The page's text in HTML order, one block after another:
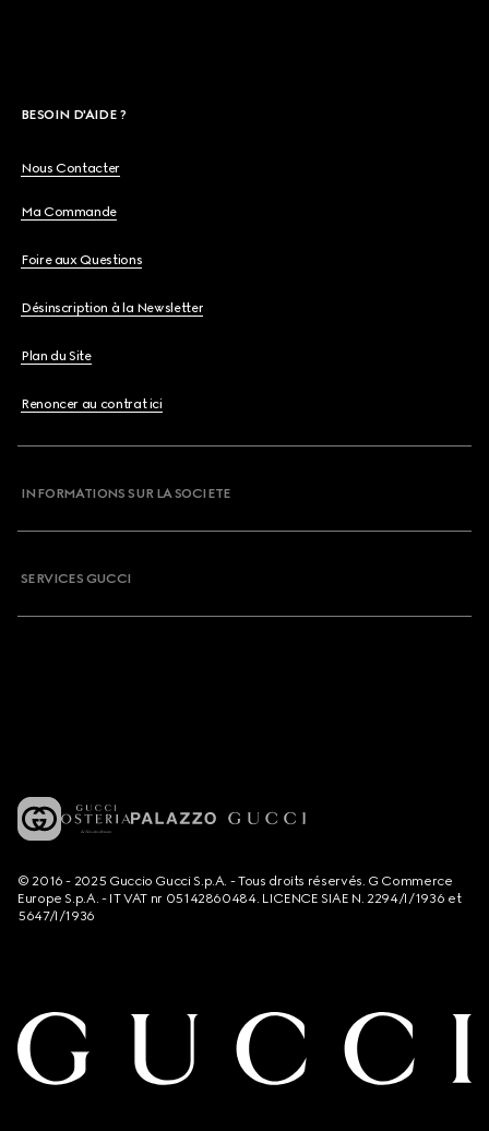
BESOIN D'AIDE ?
Nous Contacter
Ma Commande
Foire aux Questions
Désinscription à la Newsletter
Plan du Site
Renoncer au contrat ici
INFORMATIONS SUR LA SOCIETE
SERVICES GUCCI
© 2016 - 2025 Guccio Gucci S.p.A. - Tous droits réservés. G Commerce
Europe S.p.A. - IT VAT nr 05142860484. LICENCE SIAE N. 2294/I/1936 et
5647/I/1936